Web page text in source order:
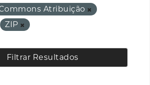
Atribuição
ZIP
Filtrar Resultados